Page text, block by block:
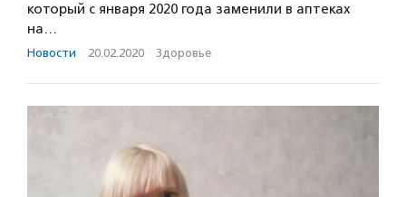
который с января 2020 года заменили в аптеках
на…
Новости · 20.02.2020 · Здоровье